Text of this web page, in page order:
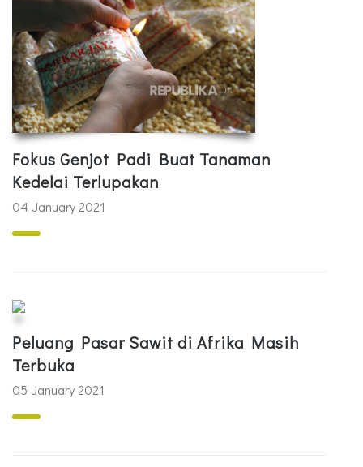
Fokus Genjot Padi Buat Tanaman
Kedelai Terlupakan
04 January 2021
Peluang Pasar Sawit di Afrika Masih
Terbuka
05 January 2021